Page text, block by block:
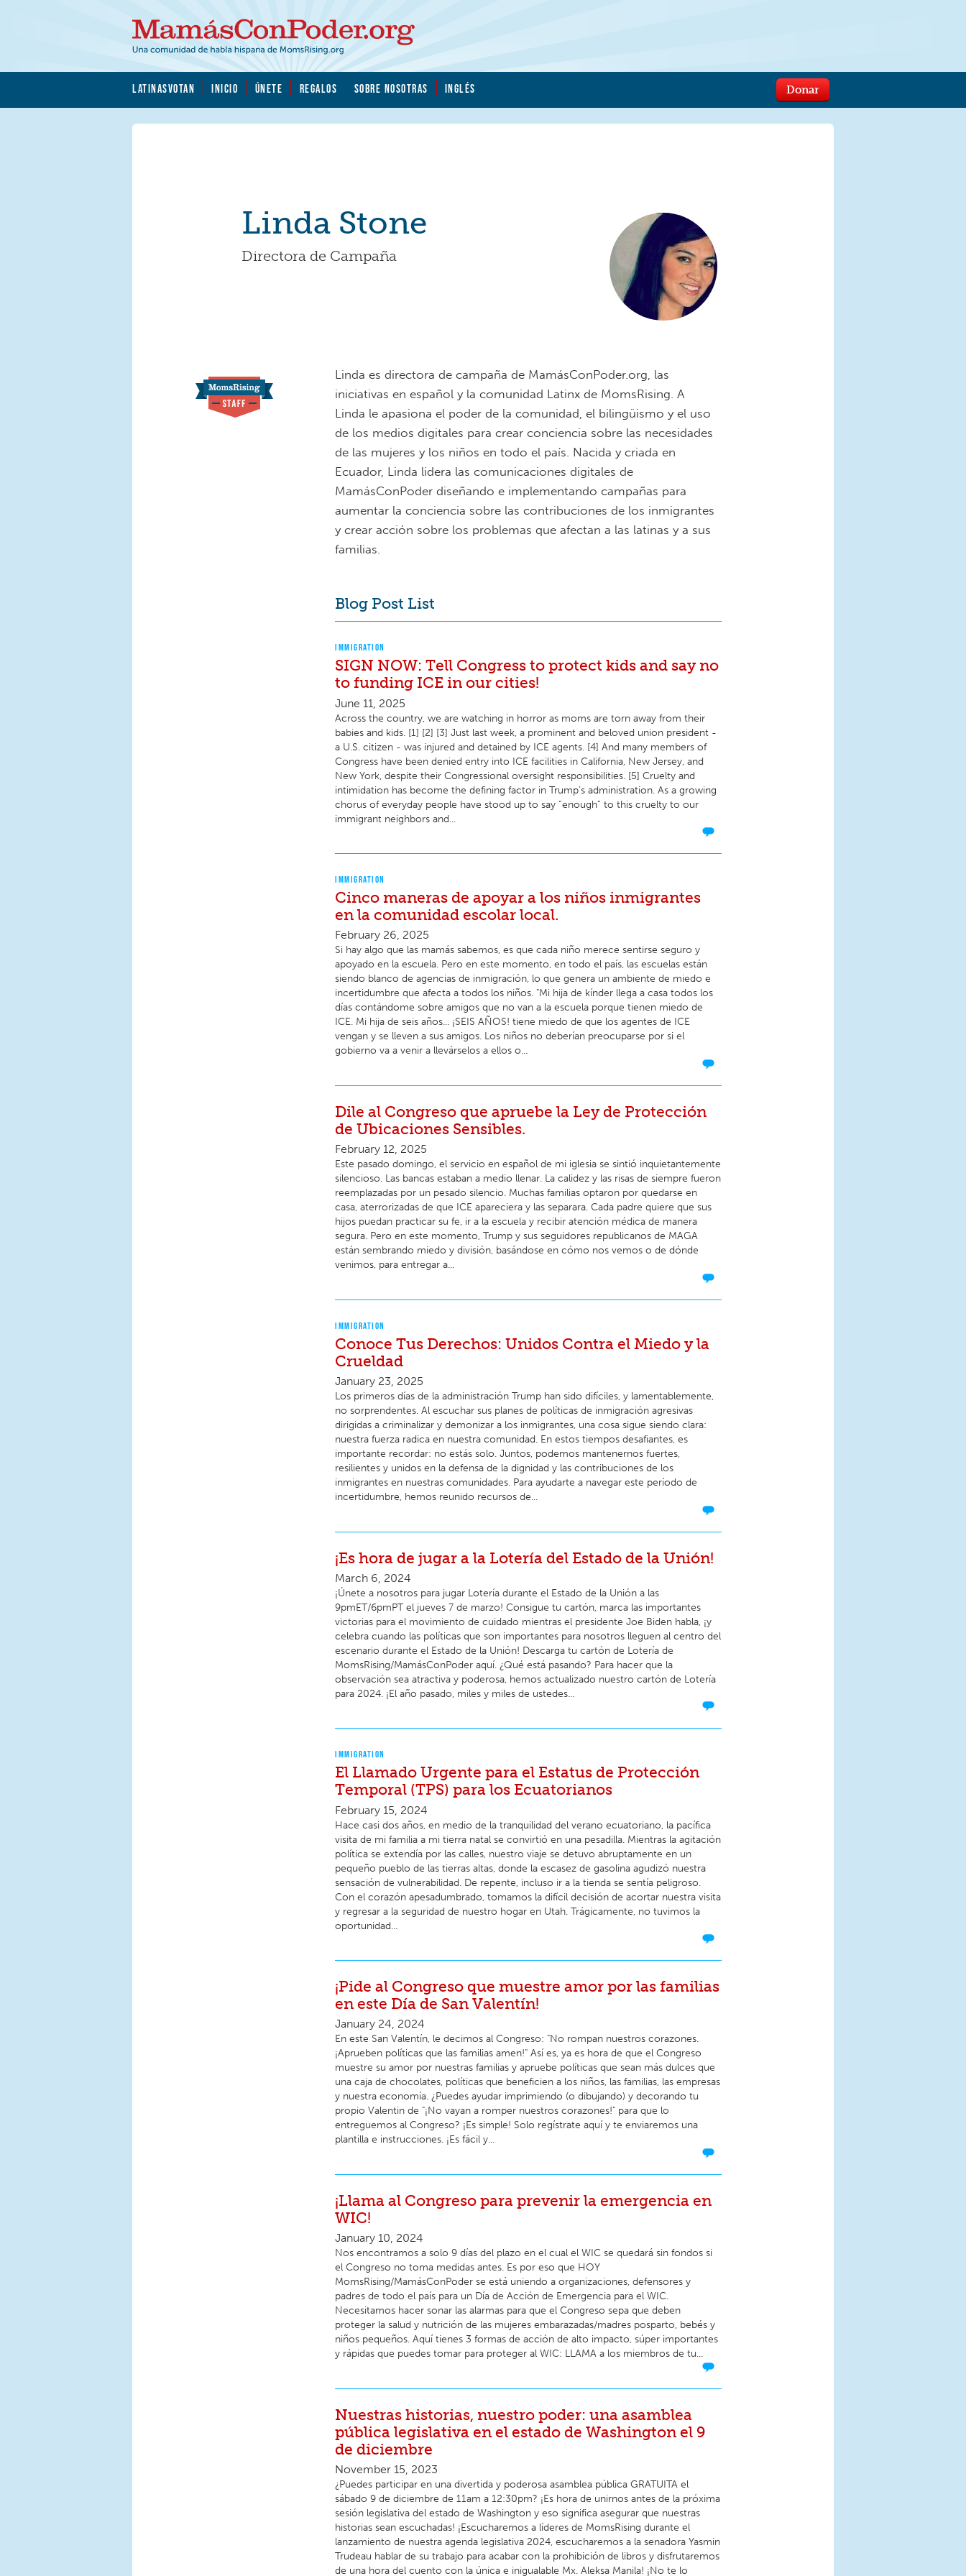
MamásConPoder.org
LATINASVOTAN INICIO ÚNETE REGALOS SOBRE NOSOTRAS INGLÉS Donar
Linda Stone
Directora de Campaña
Linda es directora de campaña de MamásConPoder.org, las
iniciativas en español y la comunidad Latinx de MomsRising. A
Linda le apasiona el poder de la comunidad, el bilingüismo y el uso
de los medios digitales para crear conciencia sobre las necesidades
de las mujeres y los niños en todo el país. Nacida y criada en
Ecuador, Linda lidera las comunicaciones digitales de
MamásConPoder diseñando e implementando campañas para
aumentar la conciencia sobre las contribuciones de los inmigrantes
y crear acción sobre los problemas que afectan a las latinas y a sus
familias.
Blog Post List
IMMIGRATION
SIGN NOW: Tell Congress to protect kids and say no
to funding ICE in our cities!
June 11, 2025
Across the country, we are watching in horror as moms are torn away from their
babies and kids. [1] [2] [3] Just last week, a prominent and beloved union president -
a U.S. citizen - was injured and detained by ICE agents. [4] And many members of
Congress have been denied entry into ICE facilities in California, New Jersey, and
New York, despite their Congressional oversight responsibilities. [5] Cruelty and
intimidation has become the defining factor in Trump’s administration. As a growing
chorus of everyday people have stood up to say “enough” to this cruelty to our
immigrant neighbors and...
IMMIGRATION
Cinco maneras de apoyar a los niños inmigrantes
en la comunidad escolar local.
February 26, 2025
Si hay algo que las mamás sabemos, es que cada niño merece sentirse seguro y
apoyado en la escuela. Pero en este momento, en todo el país, las escuelas están
siendo blanco de agencias de inmigración, lo que genera un ambiente de miedo e
incertidumbre que afecta a todos los niños. "Mi hija de kínder llega a casa todos los
días contándome sobre amigos que no van a la escuela porque tienen miedo de
ICE. Mi hija de seis años... ¡SEIS AÑOS! tiene miedo de que los agentes de ICE
vengan y se lleven a sus amigos. Los niños no deberían preocuparse por si el
gobierno va a venir a llevárselos a ellos o...
Dile al Congreso que apruebe la Ley de Protección
de Ubicaciones Sensibles.
February 12, 2025
Este pasado domingo, el servicio en español de mi iglesia se sintió inquietantemente
silencioso. Las bancas estaban a medio llenar. La calidez y las risas de siempre fueron
reemplazadas por un pesado silencio. Muchas familias optaron por quedarse en
casa, aterrorizadas de que ICE apareciera y las separara. Cada padre quiere que sus
hijos puedan practicar su fe, ir a la escuela y recibir atención médica de manera
segura. Pero en este momento, Trump y sus seguidores republicanos de MAGA
están sembrando miedo y división, basándose en cómo nos vemos o de dónde
venimos, para entregar a...
IMMIGRATION
Conoce Tus Derechos: Unidos Contra el Miedo y la
Crueldad
January 23, 2025
Los primeros días de la administración Trump han sido difíciles, y lamentablemente,
no sorprendentes. Al escuchar sus planes de políticas de inmigración agresivas
dirigidas a criminalizar y demonizar a los inmigrantes, una cosa sigue siendo clara:
nuestra fuerza radica en nuestra comunidad. En estos tiempos desafiantes, es
importante recordar: no estás solo. Juntos, podemos mantenernos fuertes,
resilientes y unidos en la defensa de la dignidad y las contribuciones de los
inmigrantes en nuestras comunidades. Para ayudarte a navegar este período de
incertidumbre, hemos reunido recursos de...
¡Es hora de jugar a la Lotería del Estado de la Unión!
March 6, 2024
¡Únete a nosotros para jugar Lotería durante el Estado de la Unión a las
9pmET/6pmPT el jueves 7 de marzo! Consigue tu cartón, marca las importantes
victorias para el movimiento de cuidado mientras el presidente Joe Biden habla, ¡y
celebra cuando las políticas que son importantes para nosotros lleguen al centro del
escenario durante el Estado de la Unión! Descarga tu cartón de Lotería de
MomsRising/MamásConPoder aquí. ¿Qué está pasando? Para hacer que la
observación sea atractiva y poderosa, hemos actualizado nuestro cartón de Lotería
para 2024. ¡El año pasado, miles y miles de ustedes...
IMMIGRATION
El Llamado Urgente para el Estatus de Protección
Temporal (TPS) para los Ecuatorianos
February 15, 2024
Hace casi dos años, en medio de la tranquilidad del verano ecuatoriano, la pacífica
visita de mi familia a mi tierra natal se convirtió en una pesadilla. Mientras la agitación
política se extendía por las calles, nuestro viaje se detuvo abruptamente en un
pequeño pueblo de las tierras altas, donde la escasez de gasolina agudizó nuestra
sensación de vulnerabilidad. De repente, incluso ir a la tienda se sentía peligroso.
Con el corazón apesadumbrado, tomamos la difícil decisión de acortar nuestra visita
y regresar a la seguridad de nuestro hogar en Utah. Trágicamente, no tuvimos la
oportunidad...
¡Pide al Congreso que muestre amor por las familias
en este Día de San Valentín!
January 24, 2024
En este San Valentín, le decimos al Congreso: "No rompan nuestros corazones.
¡Aprueben políticas que las familias amen!" Así es, ya es hora de que el Congreso
muestre su amor por nuestras familias y apruebe políticas que sean más dulces que
una caja de chocolates, políticas que beneficien a los niños, las familias, las empresas
y nuestra economía. ¿Puedes ayudar imprimiendo (o dibujando) y decorando tu
propio Valentin de "¡No vayan a romper nuestros corazones!" para que lo
entreguemos al Congreso? ¡Es simple! Solo regístrate aquí y te enviaremos una
plantilla e instrucciones. ¡Es fácil y...
¡Llama al Congreso para prevenir la emergencia en
WIC!
January 10, 2024
Nos encontramos a solo 9 días del plazo en el cual el WIC se quedará sin fondos si
el Congreso no toma medidas antes. Es por eso que HOY
MomsRising/MamásConPoder se está uniendo a organizaciones, defensores y
padres de todo el país para un Día de Acción de Emergencia para el WIC.
Necesitamos hacer sonar las alarmas para que el Congreso sepa que deben
proteger la salud y nutrición de las mujeres embarazadas/madres posparto, bebés y
niños pequeños. Aquí tienes 3 formas de acción de alto impacto, súper importantes
y rápidas que puedes tomar para proteger al WIC: LLAMA a los miembros de tu...
Nuestras historias, nuestro poder: una asamblea
pública legislativa en el estado de Washington el 9
de diciembre
November 15, 2023
¿Puedes participar en una divertida y poderosa asamblea pública GRATUITA el
sábado 9 de diciembre de 11am a 12:30pm? ¡Es hora de unirnos antes de la próxima
sesión legislativa del estado de Washington y eso significa asegurar que nuestras
historias sean escuchadas! ¡Escucharemos a líderes de MomsRising durante el
lanzamiento de nuestra agenda legislativa 2024, escucharemos a la senadora Yasmin
Trudeau hablar de su trabajo para acabar con la prohibición de libros y disfrutaremos
de una hora del cuento con la única e inigualable Mx. Aleksa Manila! ¡No te lo